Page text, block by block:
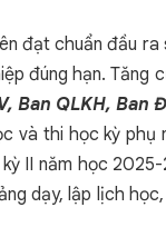
đạt chuẩn đầu
đúng hạn.
Ban QLKH, Ban
và thi học kỳ
II năm học
dạy, lập lịch